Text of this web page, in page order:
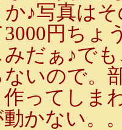
♪写真は
円ちょ
だぁ♪で
いので。
作ってしま
かない。